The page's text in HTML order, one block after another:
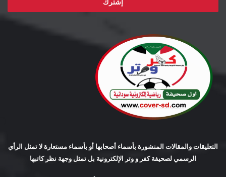
التعليقات والمقالات المنشورة بأسماء أصحابها أو بأسماء مستعارة لا تمثل الرأي
الرسمي لصحيفة كفر و وتر الإلكترونية بل تمثل وجهة نظر كاتبها